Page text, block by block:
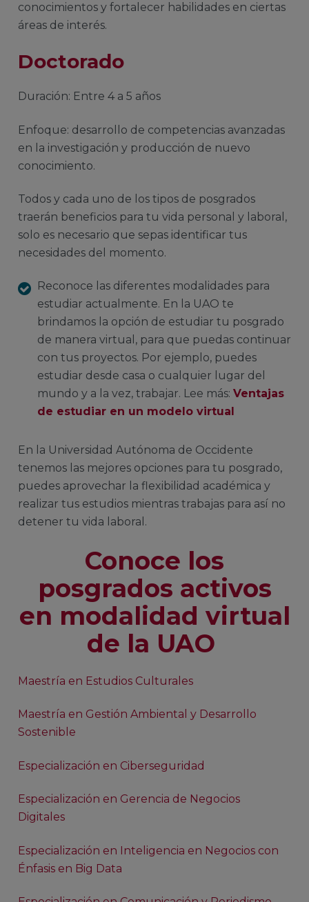
conocimientos y fortalecer habilidades en ciertas
áreas de interés.
Doctorado
Duración: Entre 4 a 5 años
Enfoque: desarrollo de competencias avanzadas
en la investigación y producción de nuevo
conocimiento.
Todos y cada uno de los tipos de posgrados
traerán beneficios para tu vida personal y laboral,
solo es necesario que sepas identificar tus
necesidades del momento.
Reconoce las diferentes modalidades para
estudiar actualmente. En la UAO te
brindamos la opción de estudiar tu posgrado
de manera virtual, para que puedas continuar
con tus proyectos. Por ejemplo, puedes
estudiar desde casa o cualquier lugar del
mundo y a la vez, trabajar. Lee más: Ventajas
de estudiar en un modelo virtual
En la Universidad Autónoma de Occidente
tenemos las mejores opciones para tu posgrado,
puedes aprovechar la flexibilidad académica y
realizar tus estudios mientras trabajas para así no
detener tu vida laboral.
Conoce los
posgrados activos
en modalidad virtual
de la UAO
Maestría en Estudios Culturales
Maestría en Gestión Ambiental y Desarrollo
Sostenible
Especialización en Ciberseguridad
Especialización en Gerencia de Negocios
Digitales
Especialización en Inteligencia en Negocios con
Énfasis en Big Data